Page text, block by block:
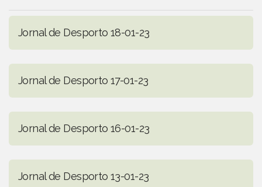
Jornal de Desporto 18-01-23
Jornal de Desporto 17-01-23
Jornal de Desporto 16-01-23
Jornal de Desporto 13-01-23